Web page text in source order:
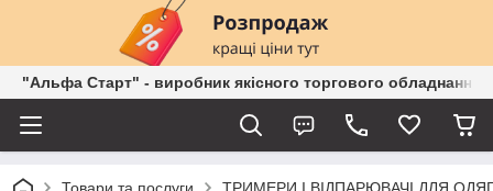
"Альфа Старт" - виробник якісного торгового обладнання